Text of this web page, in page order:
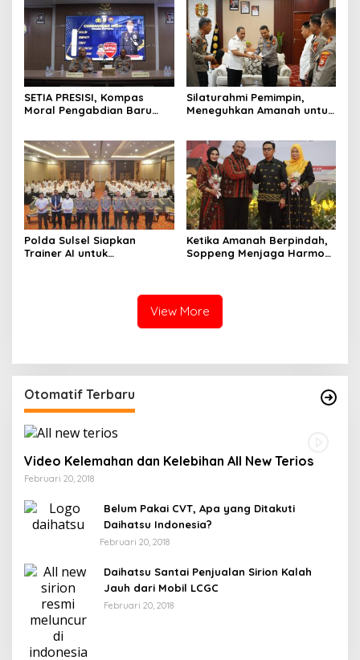
SETIA PRESISI, Kompas
Moral Pengabdian Baru
Silaturahmi Pemimpin,
Meneguhkan Amanah untuk
Polda Sulsel Siapkan
Trainer AI untuk
Ketika Amanah Berpindah,
Soppeng Menjaga Harmoni
View More
Otomatif Terbaru
Video Kelemahan dan Kelebihan All New Terios
Februari 20, 2018
Belum Pakai CVT, Apa yang Ditakuti
Daihatsu Indonesia?
Februari 20, 2018
Daihatsu Santai Penjualan Sirion Kalah
Jauh dari Mobil LCGC
Februari 20, 2018